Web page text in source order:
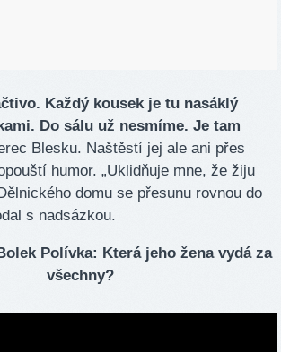
Každý kousek je tu nasáklý
Do sálu už nesmíme. Je tam
Blesku. Naštěstí jej ale ani přes
humor. „Uklidňuje mne, že žiju
domu se přesunu rovnou do
s nadsázkou.
Polívka: Která jeho žena vydá za
všechny?